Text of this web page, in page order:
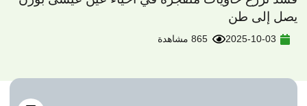
يصل إلى طن
2025-10-03 865 مشاهدة